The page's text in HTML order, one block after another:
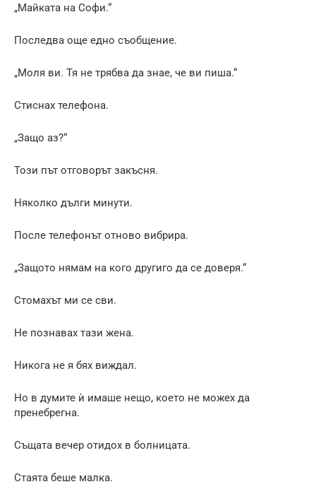
„Майката на Софи.“
Последва още едно съобщение.
„Моля ви. Тя не трябва да знае, че ви пиша.“
Стиснах телефона.
„Защо аз?“
Този път отговорът закъсня.
Няколко дълги минути.
После телефонът отново вибрира.
„Защото нямам на кого другиго да се доверя.“
Стомахът ми се сви.
Не познавах тази жена.
Никога не я бях виждал.
Но в думите ѝ имаше нещо, което не можех да
пренебрегна.
Същата вечер отидох в болницата.
Стаята беше малка.